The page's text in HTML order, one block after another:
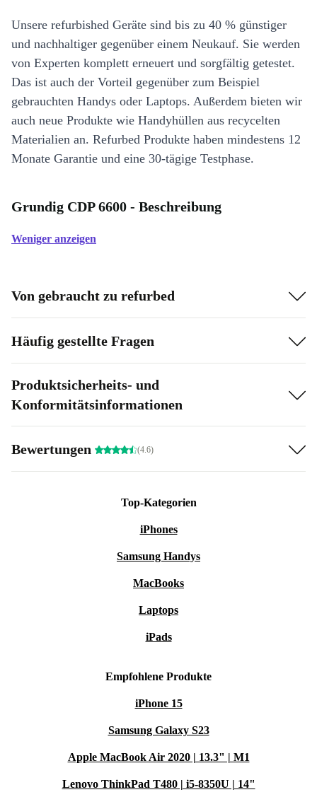
Unsere refurbished Geräte sind bis zu 40 % günstiger
und nachhaltiger gegenüber einem Neukauf. Sie werden
von Experten komplett erneuert und sorgfältig getestet.
Das ist auch der Vorteil gegenüber zum Beispiel
gebrauchten Handys oder Laptops. Außerdem bieten wir
auch neue Produkte wie Handyhüllen aus recycelten
Materialien an. Refurbed Produkte haben mindestens 12
Monate Garantie und eine 30-tägige Testphase.
Grundig CDP 6600 - Beschreibung
Weniger anzeigen
Von gebraucht zu refurbed
Häufig gestellte Fragen
Produktsicherheits- und
Konformitätsinformationen
Bewertungen (4.6)
Top-Kategorien
iPhones
Samsung Handys
MacBooks
Laptops
iPads
Empfohlene Produkte
iPhone 15
Samsung Galaxy S23
Apple MacBook Air 2020 | 13.3" | M1
Lenovo ThinkPad T480 | i5-8350U | 14"